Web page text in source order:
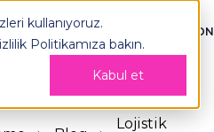
kullanıyoruz.
Politikamıza bakın.
Kabul et
TEKNOLOJİ ENTEGRASYON
Lojistik